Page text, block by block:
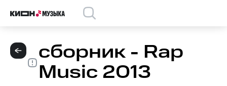
сборник - Rap
Music 2013